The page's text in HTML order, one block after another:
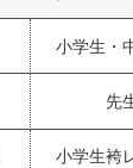
小学生・
先
小学生袴